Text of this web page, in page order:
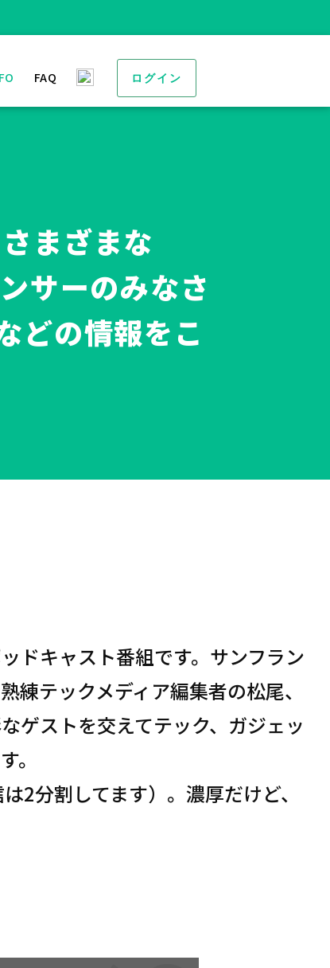
FAQ ログイン
まざまな
サーのみなさ
どの情報をこ
ドキャスト番組です。サンフラン
練テックメディア編集者の松尾、
ゲストを交えてテック、ガジェッ
。
2分割してます）。濃厚だけど、